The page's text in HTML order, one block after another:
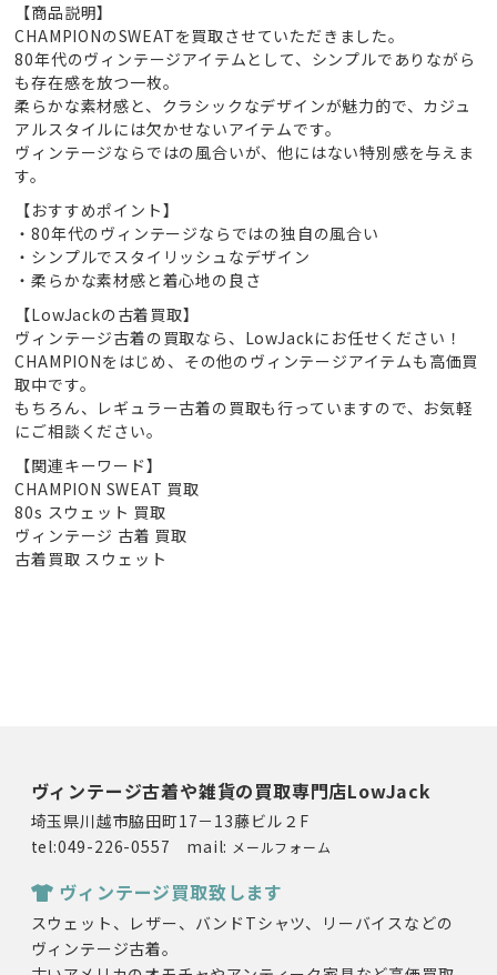
【商品説明】
CHAMPIONのSWEATを買取させていただきました。
80年代のヴィンテージアイテムとして、シンプルでありながら
も存在感を放つ一枚。
柔らかな素材感と、クラシックなデザインが魅力的で、カジュ
アルスタイルには欠かせないアイテムです。
ヴィンテージならではの風合いが、他にはない特別感を与えま
す。
【おすすめポイント】
・80年代のヴィンテージならではの独自の風合い
・シンプルでスタイリッシュなデザイン
・柔らかな素材感と着心地の良さ
【LowJackの古着買取】
ヴィンテージ古着の買取なら、LowJackにお任せください！
CHAMPIONをはじめ、その他のヴィンテージアイテムも高価買
取中です。
もちろん、レギュラー古着の買取も行っていますので、お気軽
にご相談ください。
【関連キーワード】
CHAMPION SWEAT 買取
80s スウェット 買取
ヴィンテージ 古着 買取
古着買取 スウェット
ヴィンテージ古着や雑貨の買取専門店LowJack
埼玉県川越市脇田町17－13藤ビル２F
tel:049-226-0557 mail: メールフォーム
ヴィンテージ買取致します
スウェット、レザー、バンドTシャツ、リーバイスなどの
ヴィンテージ古着。